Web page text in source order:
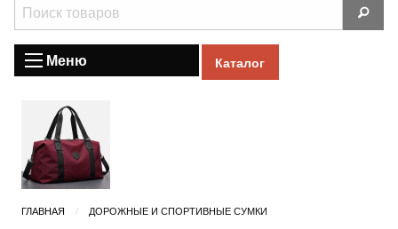
Меню Каталог
ГЛАВНАЯ ДОРОЖНЫЕ И СПОРТИВНЫЕ СУМКИ